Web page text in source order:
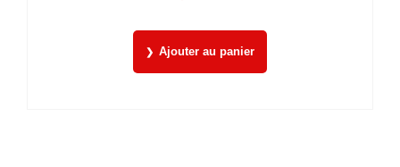
Ajouter au panier